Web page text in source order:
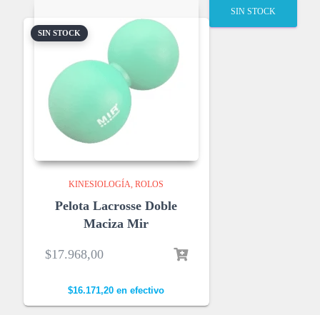
SIN STOCK
KINESIOLOGÍA ROLOS
Pelota Lacrosse Doble
Maciza Mir
$17.968,00
$16.171,20 en efectivo
SIN STOCK